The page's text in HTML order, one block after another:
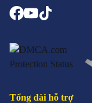
Tổng đài hỗ trợ